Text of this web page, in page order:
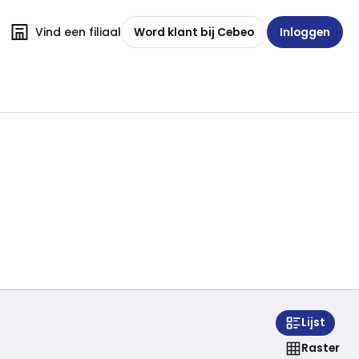
Vind een filiaal Word klant bij Cebeo Inloggen
Lijst
Raster